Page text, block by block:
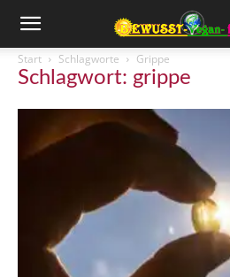
Start Schlagworte Grippe
Schlagwort: grippe